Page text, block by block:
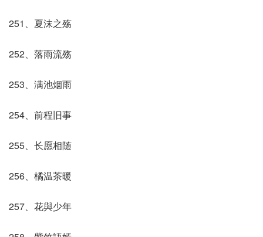
251、夏沫之殇
252、落雨流殇
253、满池烟雨
254、前程旧事
255、长愿相随
256、橘温茶暖
257、花與少年